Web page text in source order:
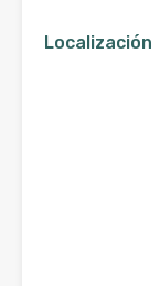
Localización